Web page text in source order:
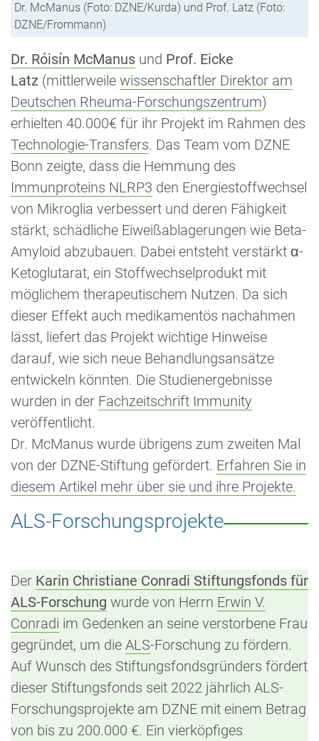
Dr. McManus (Foto: DZNE/Kurda) und Prof. Latz (Foto:
DZNE/Frommann)
Dr. Róisín McManus und Prof. Eicke
Latz (mittlerweile wissenschaftler Direktor am
Deutschen Rheuma-Forschungszentrum)
erhielten 40.000€ für ihr Projekt im Rahmen des
Technologie-Transfers. Das Team vom DZNE
Bonn zeigte, dass die Hemmung des
Immunproteins NLRP3 den Energiestoffwechsel
von Mikroglia verbessert und deren Fähigkeit
stärkt, schädliche Eiweißablagerungen wie Beta-
Amyloid abzubauen. Dabei entsteht verstärkt α-
Ketoglutarat, ein Stoffwechselprodukt mit
möglichem therapeutischem Nutzen. Da sich
dieser Effekt auch medikamentös nachahmen
lässt, liefert das Projekt wichtige Hinweise
darauf, wie sich neue Behandlungsansätze
entwickeln könnten. Die Studienergebnisse
wurden in der Fachzeitschrift Immunity
veröffentlicht.
Dr. McManus wurde übrigens zum zweiten Mal
von der DZNE-Stiftung gefördert. Erfahren Sie in
diesem Artikel mehr über sie und ihre Projekte.
ALS-Forschungsprojekte
Der Karin Christiane Conradi Stiftungsfonds für
ALS-Forschung wurde von Herrn Erwin V.
Conradi im Gedenken an seine verstorbene Frau
gegründet, um die ALS-Forschung zu fördern.
Auf Wunsch des Stiftungsfondsgründers fördert
dieser Stiftungsfonds seit 2022 jährlich ALS-
Forschungsprojekte am DZNE mit einem Betrag
von bis zu 200.000 €. Ein vierköpfiges